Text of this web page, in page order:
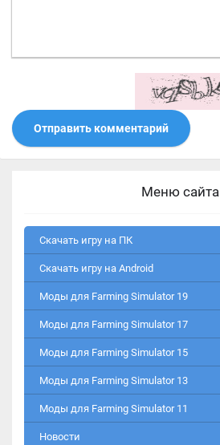
Отправить комментарий
Меню сайта
Скачать игру на ПК
Скачать игру на Android
Моды для Farming Simulator 19
Моды для Farming Simulator 17
Моды для Farming Simulator 15
Моды для Farming Simulator 13
Моды для Farming Simulator 11
Новости